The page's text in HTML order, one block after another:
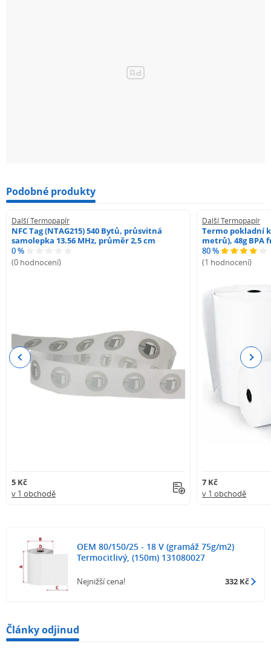
Podobné produkty
Další Termopapír
NFC Tag (NTAG215) 540 Bytů, průsvitná
samolepka 13.56 MHz, průměr 2,5 cm
0 %
(0 hodnocení)
5 Kč
v 1 obchodě
Další Termopapír
Termo pokladní
metrů), 48g BPA
80 %
(1 hodnocení)
7 Kč
v 1 obchodě
Previous Next
OEM 80/150/25 - 18 V (gramáž 75g/m2)
Termocitlivý, (150m) 131080027
Nejnižší cena! 332 Kč
Články odjinud